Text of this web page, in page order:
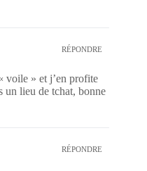
RÉPONDRE
voile » et j’en profite
un lieu de tchat, bonne
RÉPONDRE